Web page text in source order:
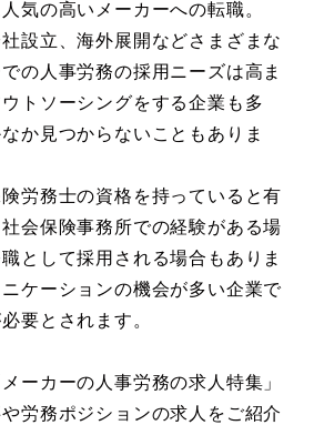
気の高いメーカーへの転職。
設立、海外展開などさまざまな
の人事労務の採用ニーズは高ま
トソーシングをする企業も多
か見つからないこともありま
労務士の資格を持っていると有
会保険事務所での経験がある場
として採用される場合もありま
ケーションの機会が多い企業で
要とされます。
ーカーの人事労務の求人特集」
労務ポジションの求人をご紹介